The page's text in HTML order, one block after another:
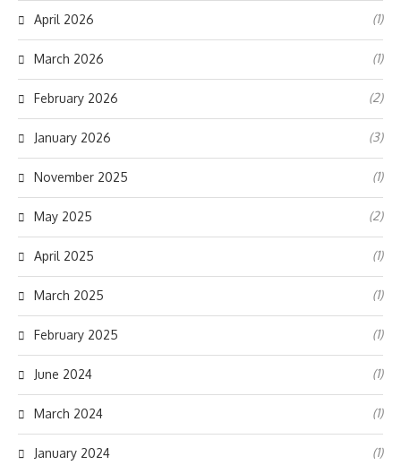
April 2026 (1)
March 2026 (1)
February 2026 (2)
January 2026 (3)
November 2025 (1)
May 2025 (2)
April 2025 (1)
March 2025 (1)
February 2025 (1)
June 2024 (1)
March 2024 (1)
January 2024 (1)